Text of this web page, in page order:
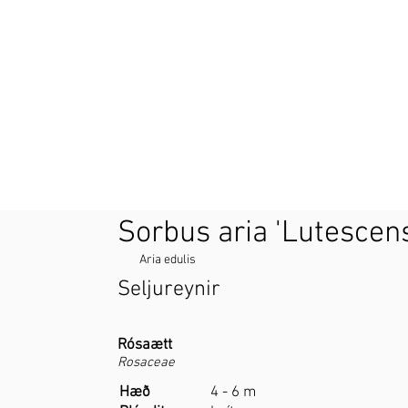
Sorbus aria
Aria edulis
Seljureynir
Rósaætt
Rosaceae
Hæð
4 - 6 m